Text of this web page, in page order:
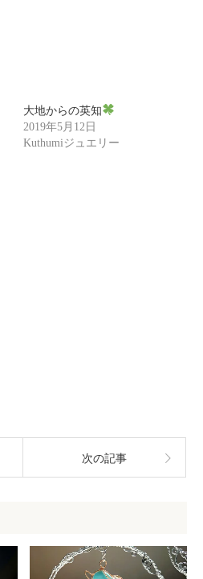
大地からの英知
2019年5月12日
Kuthumiジュエリー
次の記事